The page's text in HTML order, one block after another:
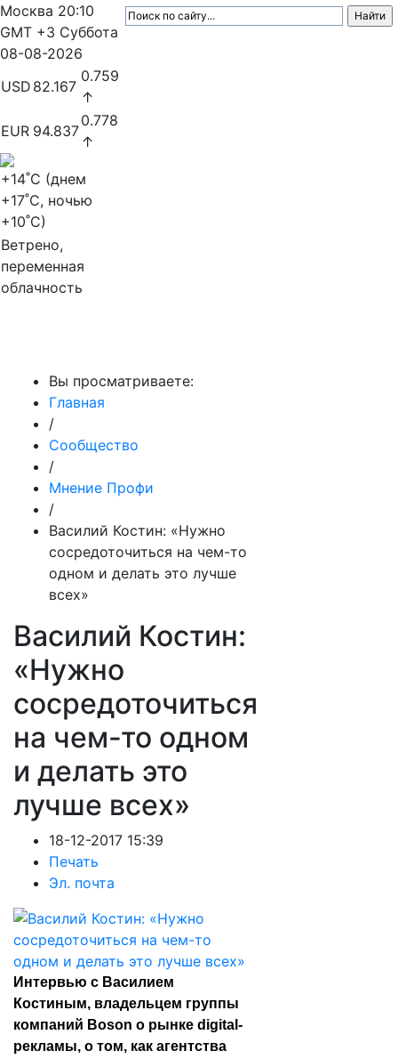
Москва 20:10
GMT +3 Суббота
08-08-2026
USD 82.167
0.759
↑
EUR 94.837
0.778
↑
+14˚C (днем
+17˚C, ночью
+10˚C)
Ветрено,
переменная
облачность
Вы просматриваете:
Главная
/
Сообщество
/
Мнение Профи
/
Василий Костин: «Нужно
сосредоточиться на чем-то
одном и делать это лучше
всех»
Василий Костин:
«Нужно
сосредоточиться
на чем-то одном
и делать это
лучше всех»
18-12-2017 15:39
Печать
Эл. почта
Интервью с Василием
Костиным, владельцем группы
компаний Boson о рынке digital-
рекламы, о том, как агентства